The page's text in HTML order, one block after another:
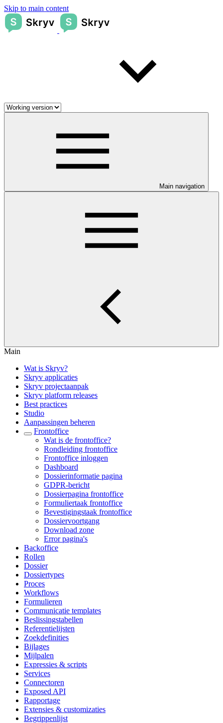
Skip to main content
Main navigation
Main
Wat is Skryv?
Skryv applicaties
Skryv projectaanpak
Skryv platform releases
Best practices
Studio
Aanpassingen beheren
Frontoffice
Wat is de frontoffice?
Rondleiding frontoffice
Frontoffice inloggen
Dashboard
Dossierinformatie pagina
GDPR-bericht
Dossierpagina frontoffice
Formuliertaak frontoffice
Bevestigingstaak frontoffice
Dossiervoortgang
Download zone
Error pagina's
Backoffice
Rollen
Dossier
Dossiertypes
Proces
Workflows
Formulieren
Communicatie templates
Beslissingstabellen
Referentielijsten
Zoekdefinities
Bijlages
Mijlpalen
Expressies & scripts
Services
Connectoren
Exposed API
Rapportage
Extensies & customizaties
Begrippenlijst